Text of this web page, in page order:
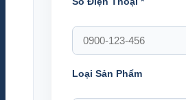
Loại Sản Phẩm